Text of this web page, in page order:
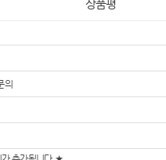
상품평
의